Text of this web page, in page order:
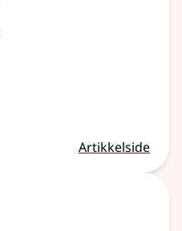
Artikkelside